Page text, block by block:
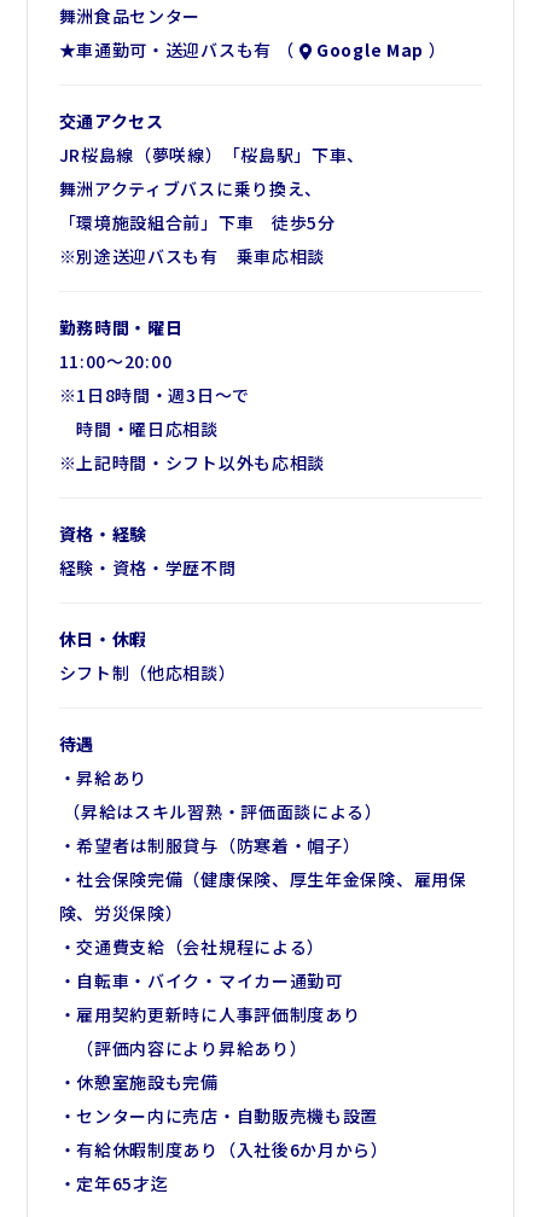
舞洲食品センター
★車通勤可・送迎バスも有 （
Google Map ）
交通アクセス
JR桜島線（夢咲線）「桜島駅」下車、
舞洲アクティブバスに乗り換え、
「環境施設組合前」下車 徒歩5分
※別途送迎バスも有 乗車応相談
勤務時間・曜日
11:00～20:00
※1日8時間・週3日～で
時間・曜日応相談
※上記時間・シフト以外も応相談
資格・経験
経験・資格・学歴不問
休日・休暇
シフト制（他応相談）
待遇
・昇給あり
（昇給はスキル習熟・評価面談による）
・希望者は制服貸与（防寒着・帽子）
・社会保険完備（健康保険、厚生年金保険、雇用保
険、労災保険）
・交通費支給（会社規程による）
・自転車・バイク・マイカー通勤可
・雇用契約更新時に人事評価制度あり
（評価内容により昇給あり）
・休憩室施設も完備
・センター内に売店・自動販売機も設置
・有給休暇制度あり（入社後6か月から）
・定年65才迄